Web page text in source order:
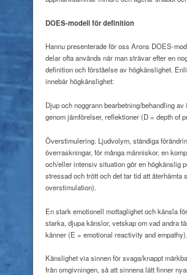
DOES-modell för definition
Hannu presenterade för oss Arons DOES-
delar ofta används när man strävar efter en
definition och förståelse av högkänslighet.
innebär högkänslighet:
Djup och noggrann bearbetning/behandling av
genom jämförelser, reflektioner (D = depth of
Överstimulering. Ljudvolym, ständiga
överraskningar, för många människor, en
och/eller intensiv situation gör en högkänslig
stressad och trött och det tar tid att återhämta
overstimulation).
En stark emotionell mottaglighet och känsla
starka, djupa känslor, vetskap om vad andra
känner (E = emotional reactivity and empathy).
Känslighet via sinnen för svaga/knappt
från omgivningen, så att sinnena lätt finner